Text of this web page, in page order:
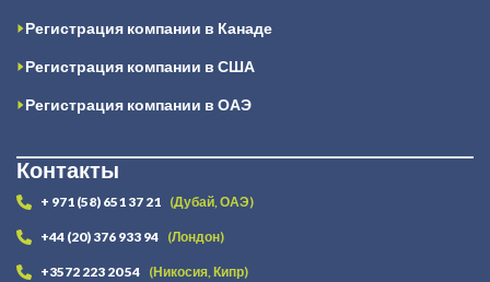
Регистрация компании в Канаде
Регистрация компании в США
Регистрация компании в ОАЭ
Контакты
+ 971 (58) 651 37 21 (Дубай, ОАЭ)
+44 (20) 376 933 94 (Лондон)
+3572 223 20 54 (Никосия, Кипр)